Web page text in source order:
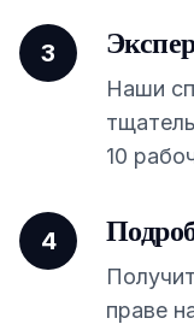
3
Наши
10
4
праве